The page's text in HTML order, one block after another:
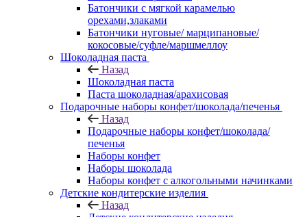
Батончики с мягкой карамелью
орехами,злаками
Батончики нуговые/ марципановые/
кокосовые/суфле/маршмеллоу
Шоколадная паста
Назад
Шоколадная паста
Паста шоколадная/арахисовая
Подарочные наборы конфет/шоколада/печенья
Назад
Подарочные наборы конфет/шоколада/
печенья
Наборы конфет
Наборы шоколада
Наборы конфет с алкогольными начинками
Детские кондитерские изделия
Назад